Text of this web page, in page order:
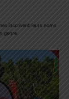
inscrivent leurs noms
genre.